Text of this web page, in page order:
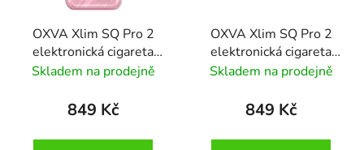
OXVA Xlim SQ Pro 2
elektronická cigareta
1600mAh Dream Pink
Skladem na prodejně
849 Kč
OXVA Xlim SQ Pro 2
elektronická cigareta
1600mAh Dream
Skladem na prodejně
849 Kč